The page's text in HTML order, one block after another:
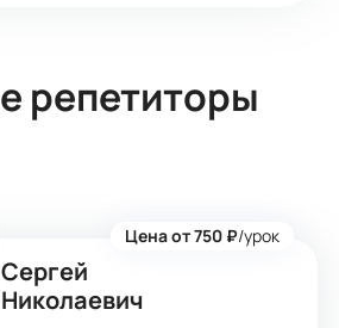
репетиторы
Сергей
Николаевич
Цена от 750 ₽/урок